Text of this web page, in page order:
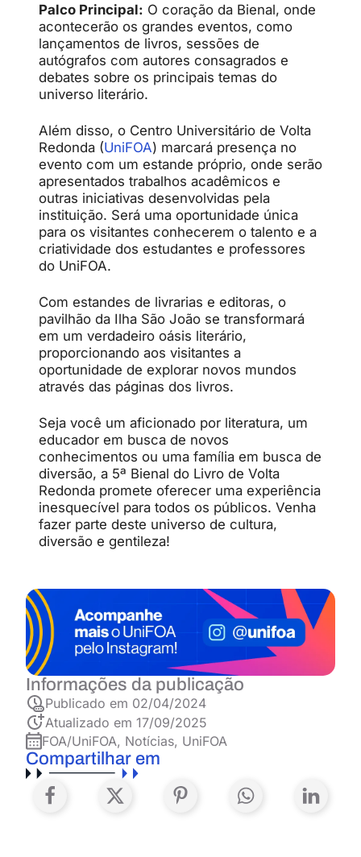
Palco Principal: O coração da Bienal, onde
acontecerão os grandes eventos, como
lançamentos de livros, sessões de
autógrafos com autores consagrados e
debates sobre os principais temas do
universo literário.
Além disso, o Centro Universitário de Volta
Redonda (UniFOA) marcará presença no
evento com um estande próprio, onde serão
apresentados trabalhos acadêmicos e
outras iniciativas desenvolvidas pela
instituição. Será uma oportunidade única
para os visitantes conhecerem o talento e a
criatividade dos estudantes e professores
do UniFOA.
Com estandes de livrarias e editoras, o
pavilhão da Ilha São João se transformará
em um verdadeiro oásis literário,
proporcionando aos visitantes a
oportunidade de explorar novos mundos
através das páginas dos livros.
Seja você um aficionado por literatura, um
educador em busca de novos
conhecimentos ou uma família em busca de
diversão, a 5ª Bienal do Livro de Volta
Redonda promete oferecer uma experiência
inesquecível para todos os públicos. Venha
fazer parte deste universo de cultura,
diversão e gentileza!
Informações da publicação
Publicado em 02/04/2024
Atualizado em 17/09/2025
FOA/UniFOA, Notícias, UniFOA
Compartilhar em